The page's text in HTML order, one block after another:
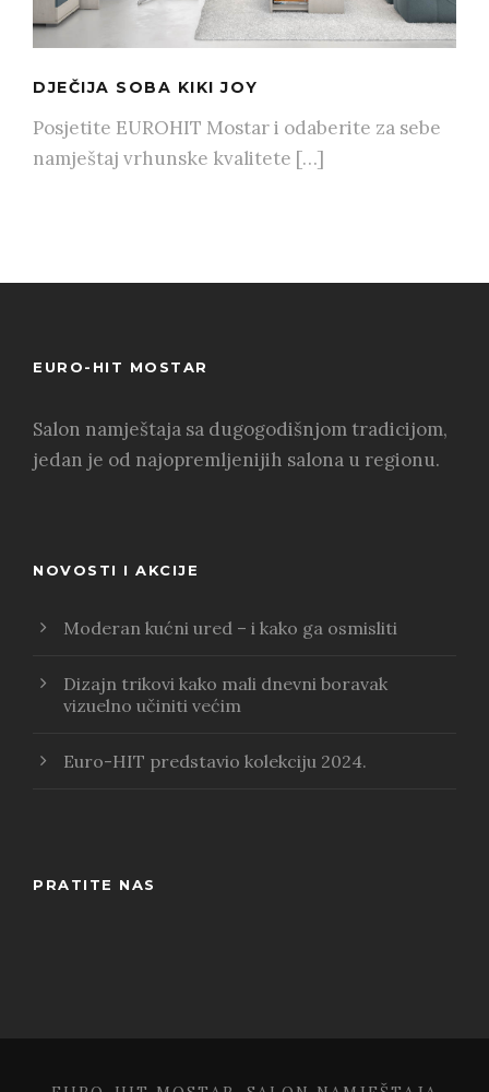
DJEČIJA SOBA KIKI JOY
Posjetite EUROHIT Mostar i odaberite za sebe
namještaj vrhunske kvalitete […]
EURO-HIT MOSTAR
Salon namještaja sa dugogodišnjom tradicijom,
jedan je od najopremljenijih salona u regionu.
NOVOSTI I AKCIJE
Moderan kućni ured – i kako ga osmisliti
Dizajn trikovi kako mali dnevni boravak
vizuelno učiniti većim
Euro-HIT predstavio kolekciju 2024.
PRATITE NAS